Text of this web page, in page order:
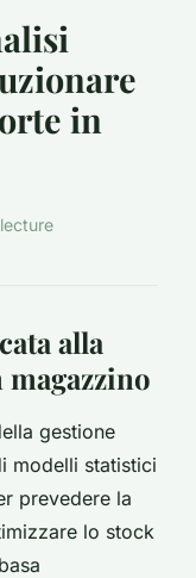
in
alla
gestione
modelli statistici
prevedere la
lo stock